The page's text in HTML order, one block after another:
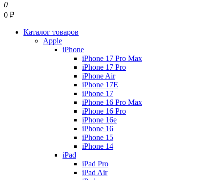
0
0 ₽
Каталог товаров
Apple
iPhone
iPhone 17 Pro Max
iPhone 17 Pro
iPhone Air
iPhone 17E
iPhone 17
iPhone 16 Pro Max
iPhone 16 Pro
iPhone 16e
iPhone 16
iPhone 15
iPhone 14
iPad
iPad Pro
iPad Air